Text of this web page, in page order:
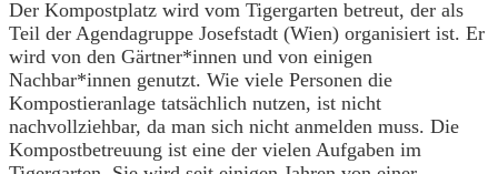
Der Kompostplatz wird vom Tigergarten betreut, der als
Teil der Agendagruppe Josefstadt (Wien) organisiert ist. Er
wird von den Gärtner*innen und von einigen
Nachbar*innen genutzt. Wie viele Personen die
Kompostieranlage tatsächlich nutzen, ist nicht
nachvollziehbar, da man sich nicht anmelden muss. Die
Kompostbetreuung ist eine der vielen Aufgaben im